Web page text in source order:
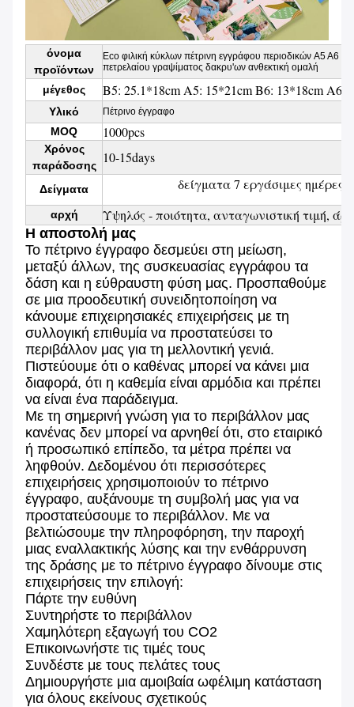
όνομα
προϊόντων
Eco φιλική κύκλων πέτρινη εγγράφου περιοδικών A5 A6
πετρελαίου γραψίματος δακρυ'ων ανθεκτική ομαλή
μέγεθος B5: 25.1*18cm A5: 15*21cm B6: 13*18cm A6:
Υλικό Πέτρινο έγγραφο
MOQ 1000pcs
Χρόνος
παράδοσης
10-15days
Δείγματα δείγματα 7 εργάσιμες ημέρες
αρχή Υψηλός - ποιότητα, ανταγωνιστική τιμή,
Η αποστολή μας
Το πέτρινο έγγραφο δεσμεύει στη μείωση,
μεταξύ άλλων, της συσκευασίας εγγράφου τα
δάση και η εύθραυστη φύση μας. Προσπαθούμε
σε μια προοδευτική συνειδητοποίηση να
κάνουμε επιχειρησιακές επιχειρήσεις με τη
συλλογική επιθυμία να προστατεύσει το
περιβάλλον μας για τη μελλοντική γενιά.
Πιστεύουμε ότι ο καθένας μπορεί να κάνει μια
διαφορά, ότι η καθεμία είναι αρμόδια και πρέπει
να είναι ένα παράδειγμα.
Με τη σημερινή γνώση για το περιβάλλον μας
κανένας δεν μπορεί να αρνηθεί ότι, στο εταιρικό
ή προσωπικό επίπεδο, τα μέτρα πρέπει να
ληφθούν. Δεδομένου ότι περισσότερες
επιχειρήσεις χρησιμοποιούν το πέτρινο
έγγραφο, αυξάνουμε τη συμβολή μας για να
προστατεύσουμε το περιβάλλον. Με να
βελτιώσουμε την πληροφόρηση, την παροχή
μιας εναλλακτικής λύσης και την ενθάρρυνση
της δράσης με το πέτρινο έγγραφο δίνουμε στις
επιχειρήσεις την επιλογή:
Πάρτε την ευθύνη
Συντηρήστε το περιβάλλον
Χαμηλότερη εξαγωγή του CO2
Επικοινωνήστε τις τιμές τους
Συνδέστε με τους πελάτες τους
Δημιουργήστε μια αμοιβαία ωφέλιμη κατάσταση
για όλους εκείνους σχετικούς